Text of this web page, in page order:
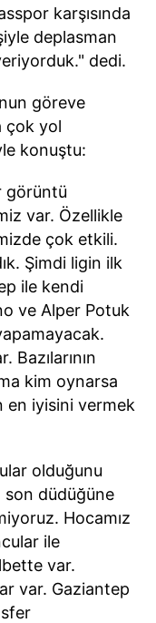
karşısında
deplasman
dedi.
göreve
çok yol
konuştu:
görüntü
var. Özellikle
çok etkili.
Şimdi ligin ilk
ile kendi
ve Alper Potuk
Bazılarının
kim oynarsa
en iyisini vermek
olduğunu
son düdüğüne
Hocamız
ile
var.
var. Gaziantep